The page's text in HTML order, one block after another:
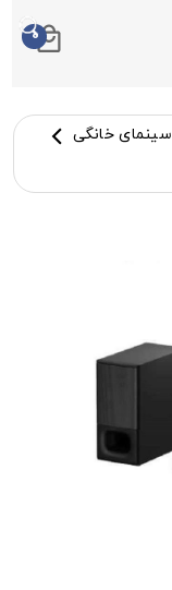
0
سینمای خانگی